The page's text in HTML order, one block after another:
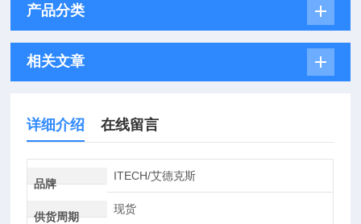
产品分类
相关文章
详细介绍 在线留言
品牌
ITECH/艾德克斯
供货周期
现货